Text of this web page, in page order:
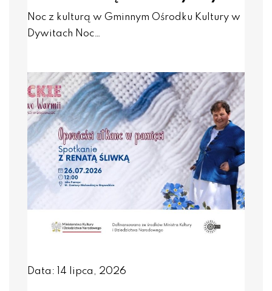
Noc z kulturą w Gminnym Ośrodku Kultury w
Dywitach Noc…
Data: 14 lipca, 2026